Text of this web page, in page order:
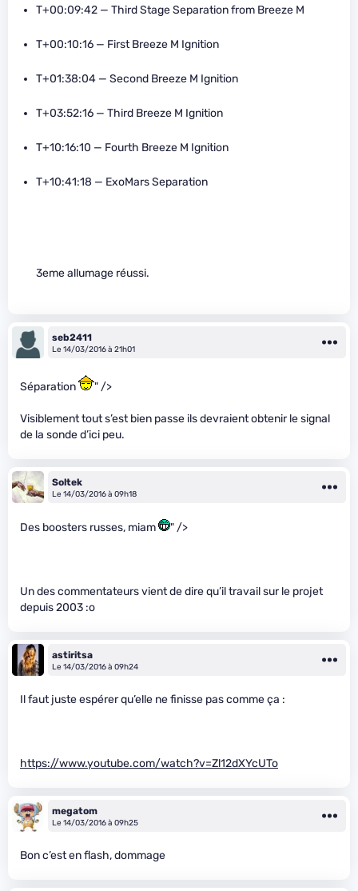
T+00:09:42 — Third Stage Separation from Breeze M
T+00:10:16 — First Breeze M Ignition
T+01:38:04 — Second Breeze M Ignition
T+03:52:16 — Third Breeze M Ignition
T+10:16:10 — Fourth Breeze M Ignition
T+10:41:18 — ExoMars Separation
3eme allumage réussi.
seb2411
Le 14/03/2016 à 21h01
Séparation " />
Visiblement tout s’est bien passe ils devraient obtenir le signal
de la sonde d’ici peu.
Soltek
Le 14/03/2016 à 09h18
Des boosters russes, miam " />
Un des commentateurs vient de dire qu’il travail sur le projet
depuis 2003 :o
astiritsa
Le 14/03/2016 à 09h24
Il faut juste espérer qu’elle ne finisse pas comme ça :
https://www.youtube.com/watch?v=Zl12dXYcUTo
megatom
Le 14/03/2016 à 09h25
Bon c’est en flash, dommage